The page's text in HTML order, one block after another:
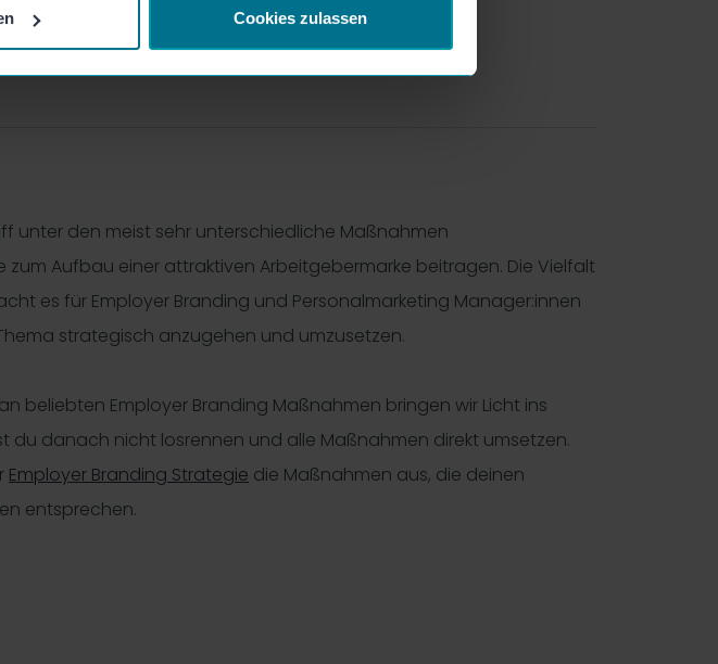
Cookies zulassen
Journey
unter den meist sehr unterschiedliche Maßnahmen
Aufbau einer attraktiven Arbeitgebermarke beitragen. Die Vielfalt
es für Employer Branding und Personalmarketing Manager:innen
strategisch anzugehen und umzusetzen.
beliebten Employer Branding Maßnahmen bringen wir Licht ins
du danach nicht losrennen und alle Maßnahmen direkt umsetzen.
Employer Branding Strategie die Maßnahmen aus, die deinen
entsprechen.